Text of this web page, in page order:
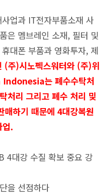
업과 IT전자부품소재 사
은 멤브레인 소재, 필터 및
대폰 부품과 영화투자, 제
(주)시노펙스워터와 (주)위
는 폐수수탁처
처리 그리고 폐수 처리 및
매하기 때문에 4대강복원
업.
4대강 수질 확보 중요 강
을 선점하다